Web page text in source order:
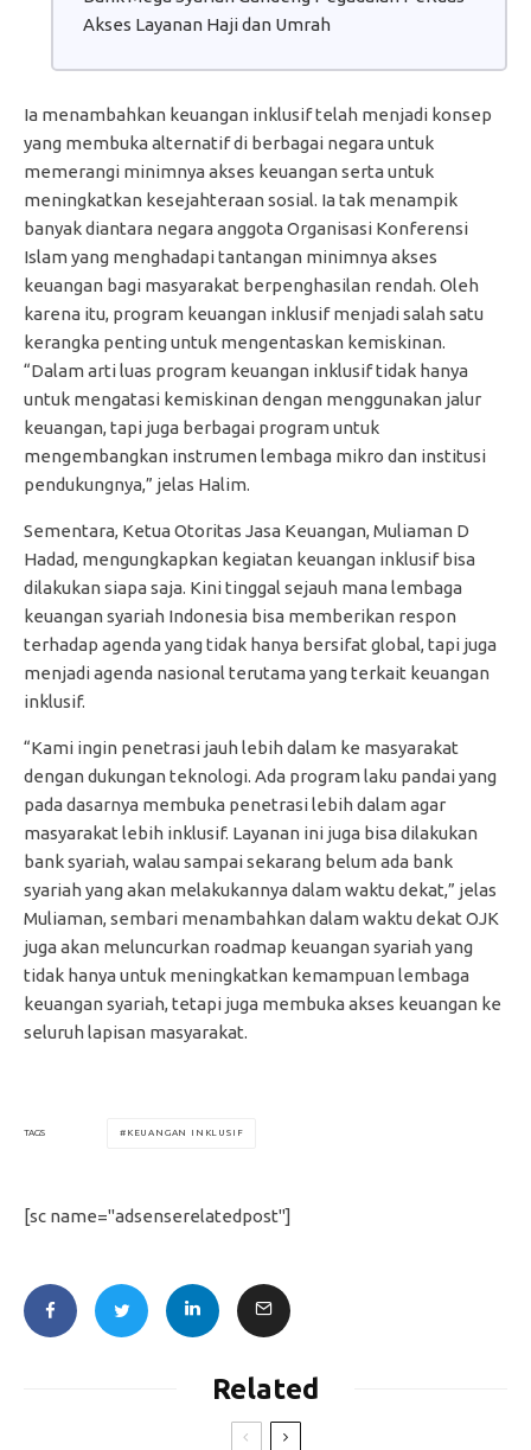
Akses Layanan Haji dan Umrah
Ia menambahkan keuangan inklusif telah menjadi konsep
yang membuka alternatif di berbagai negara untuk
memerangi minimnya akses keuangan serta untuk
meningkatkan kesejahteraan sosial. Ia tak menampik
banyak diantara negara anggota Organisasi Konferensi
Islam yang menghadapi tantangan minimnya akses
keuangan bagi masyarakat berpenghasilan rendah. Oleh
karena itu, program keuangan inklusif menjadi salah satu
kerangka penting untuk mengentaskan kemiskinan.
“Dalam arti luas program keuangan inklusif tidak hanya
untuk mengatasi kemiskinan dengan menggunakan jalur
keuangan, tapi juga berbagai program untuk
mengembangkan instrumen lembaga mikro dan institusi
pendukungnya,” jelas Halim.
Sementara, Ketua Otoritas Jasa Keuangan, Muliaman D
Hadad, mengungkapkan kegiatan keuangan inklusif bisa
dilakukan siapa saja. Kini tinggal sejauh mana lembaga
keuangan syariah Indonesia bisa memberikan respon
terhadap agenda yang tidak hanya bersifat global, tapi juga
menjadi agenda nasional terutama yang terkait keuangan
inklusif.
“Kami ingin penetrasi jauh lebih dalam ke masyarakat
dengan dukungan teknologi. Ada program laku pandai yang
pada dasarnya membuka penetrasi lebih dalam agar
masyarakat lebih inklusif. Layanan ini juga bisa dilakukan
bank syariah, walau sampai sekarang belum ada bank
syariah yang akan melakukannya dalam waktu dekat,” jelas
Muliaman, sembari menambahkan dalam waktu dekat OJK
juga akan meluncurkan roadmap keuangan syariah yang
tidak hanya untuk meningkatkan kemampuan lembaga
keuangan syariah, tetapi juga membuka akses keuangan ke
seluruh lapisan masyarakat.
TAGS KEUANGAN INKLUSIF
[sc name="adsenserelatedpost"]
Related